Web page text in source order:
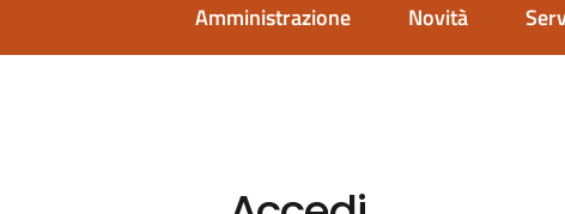
Amministrazione Novità